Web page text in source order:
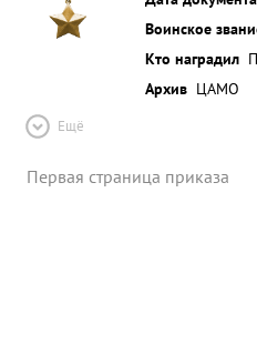
Воинское
Кто наградил
Архив ЦАМО
Ещё
Первая страница приказа